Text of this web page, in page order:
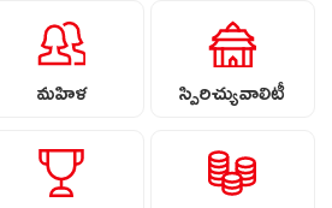
మహిళ స్పిరిచ్యువాలిటీ